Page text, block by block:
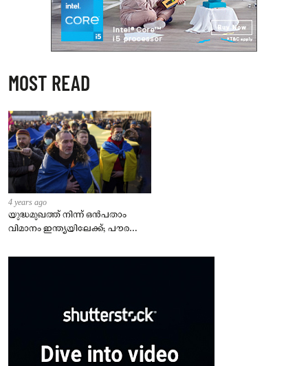
MOST READ
4 years ago
യുദ്ധമുഖത്ത് നിന്ന് ഒൻപതാം
വിമാനം ഇന്ത്യയിലേക്ക്; പൗരന്മാർ
– കേന്ദ്രം